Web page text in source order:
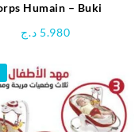
Humain – Buki
5.980 د.ج